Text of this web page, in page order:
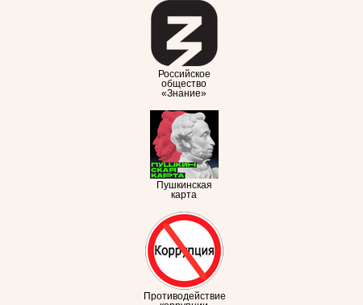
Российское
общество
«Знание»
Пушкинская
карта
Противодействие